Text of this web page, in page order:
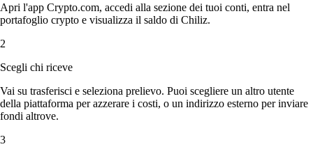
Apri l'app Crypto.com, accedi alla sezione dei tuoi conti, entra nel
portafoglio crypto e visualizza il saldo di Chiliz.
2
Scegli chi riceve
Vai su trasferisci e seleziona prelievo. Puoi scegliere un altro utente
della piattaforma per azzerare i costi, o un indirizzo esterno per inviare
fondi altrove.
3